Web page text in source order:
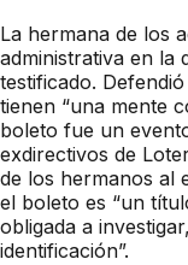
La hermana de los
administrativa en la
testificado.
tienen “una mente
boleto fue un
exdirectivos de
de los hermanos al
el boleto es “un
obligada a
identificación”.